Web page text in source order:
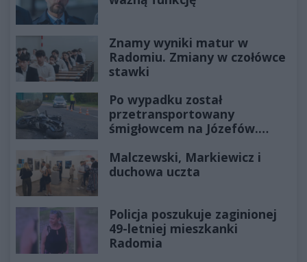
Znamy wyniki matur w
Radomiu. Zmiany w czołówce
stawki
Po wypadku został
przetransportowany
śmigłowcem na Józefów.
Malczewski, Markiewicz i
duchowa uczta
Policja poszukuje zaginionej
49-letniej mieszkanki
Radomia